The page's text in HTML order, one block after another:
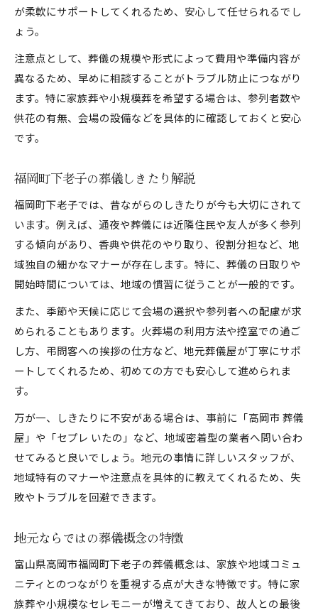
が柔軟にサポートしてくれるため、安心して任せられるでし
ょう。
注意点として、葬儀の規模や形式によって費用や準備内容が
異なるため、早めに相談することがトラブル防止につながり
ます。特に家族葬や小規模葬を希望する場合は、参列者数や
供花の有無、会場の設備などを具体的に確認しておくと安心
です。
福岡町下老子の葬儀しきたり解説
福岡町下老子では、昔ながらのしきたりが今も大切にされて
います。例えば、通夜や葬儀には近隣住民や友人が多く参列
する傾向があり、香典や供花のやり取り、役割分担など、地
域独自の細かなマナーが存在します。特に、葬儀の日取りや
開始時間については、地域の慣習に従うことが一般的です。
また、季節や天候に応じて会場の選択や参列者への配慮が求
められることもあります。火葬場の利用方法や控室での過ご
し方、弔問客への挨拶の仕方など、地元葬儀屋が丁寧にサポ
ートしてくれるため、初めての方でも安心して進められま
す。
万が一、しきたりに不安がある場合は、事前に「高岡市 葬儀
屋」や「セプレ いたの」など、地域密着型の業者へ問い合わ
せてみると良いでしょう。地元の事情に詳しいスタッフが、
地域特有のマナーや注意点を具体的に教えてくれるため、失
敗やトラブルを回避できます。
地元ならではの葬儀概念の特徴
富山県高岡市福岡町下老子の葬儀概念は、家族や地域コミュ
ニティとのつながりを重視する点が大きな特徴です。特に家
族葬や小規模なセレモニーが増えてきており、故人との最後